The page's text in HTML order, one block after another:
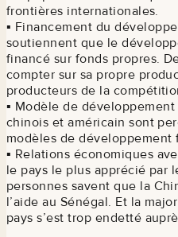
frontières internationales.
▪ Financement du
soutiennent que le
financé sur fonds propres.
compter sur sa propre
producteurs de la
▪ Modèle de
chinois et américain sont
modèles de développement
▪ Relations économiques
le pays le plus apprécié par
personnes savent que la
l’aide au Sénégal. Et la
pays s’est trop endetté